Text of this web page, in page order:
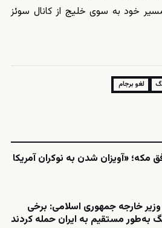
مسیر خود به سوی خلیج از کانال سوئز
لغو برجام
مکه؛ «آویزان شدن به نوکران آمریکا
خارجه جمهوری اسلامی: برخی
مستقیم به ایران حمله کردند